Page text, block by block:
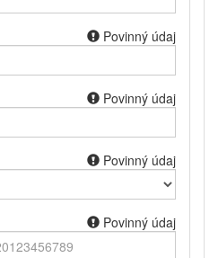
Povinný údaj
Povinný údaj
Povinný údaj
Povinný údaj